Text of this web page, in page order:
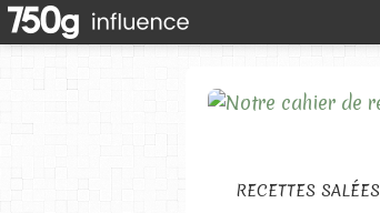
RECETTES SALÉES